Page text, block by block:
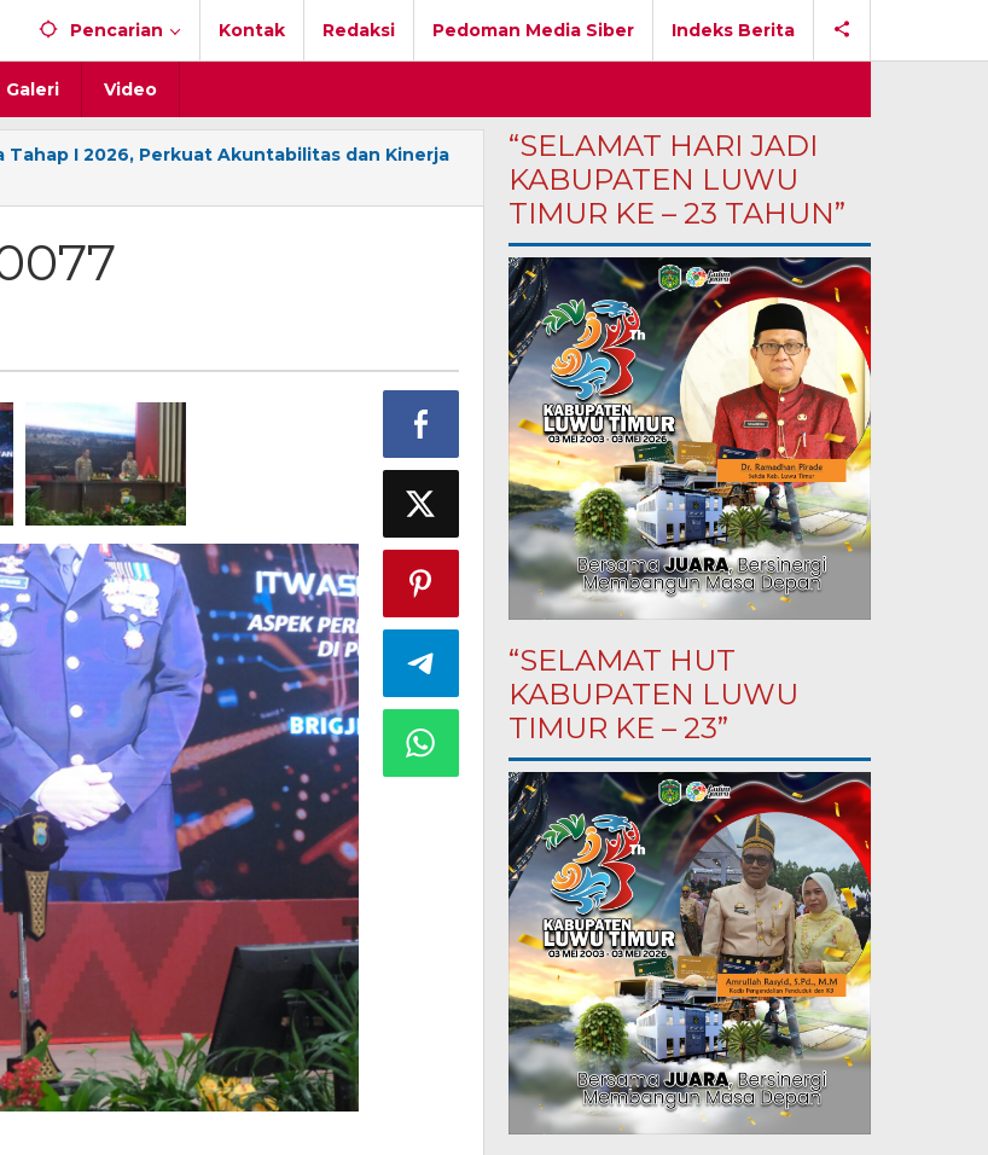
Pencarian Kontak Redaksi Pedoman Media Siber Indeks Berita
Galeri Video
I 2026, Perkuat Akuntabilitas dan Kinerja
“SELAMAT HARI JADI
KABUPATEN LUWU
TIMUR KE – 23 TAHUN”
“SELAMAT HUT
KABUPATEN LUWU
TIMUR KE – 23”